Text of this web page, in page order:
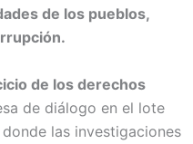
de los pueblos,
de los derechos
de diálogo en el lote
donde las investigaciones